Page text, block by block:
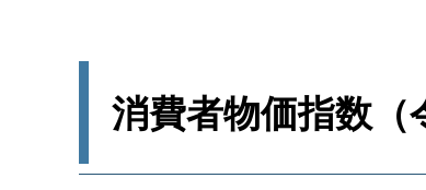
消費者物価指数（